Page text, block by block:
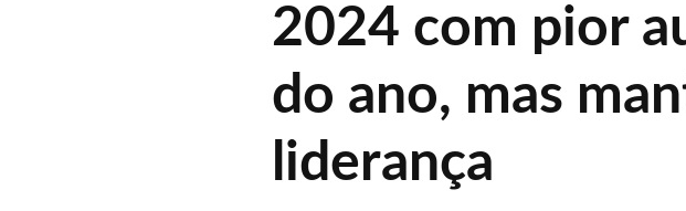
2024 com pior
do ano, mas
liderança